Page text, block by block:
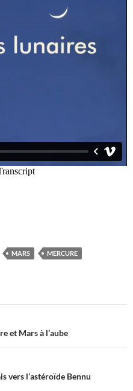
MARS
MERCURE
et Mars à l’aube
vers l’astéroïde Bennu